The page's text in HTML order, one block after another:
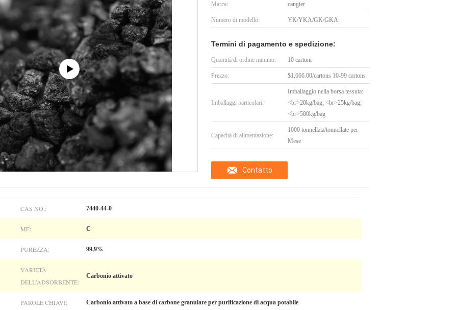
Marca: cangier
Numero di modello: YK/YKA/GK/GKA
Termini di pagamento e spedizione:
Quantità di ordine minimo: 10 cartoni
Prezzo: $1,666.00/cartons 10-99 cartons
Imballaggi particolari:
Imballaggio nella borsa tessuta:
<br>20kg/bag; <br>25kg/bag;
<br>500kg/bag
Capacità di alimentazione:
1000 tonnellata/tonnellate per
Mese
Contatto
CAS NO.: 7440-44-0
MF: C
PUREZZA: 99,9%
VARIETÀ
DELL'ADSORBENTE:
Carbonio attivato
PAROLE CHIAVI: Carbonio attivato a base di carbone granulare per purificazione di acqua potabile